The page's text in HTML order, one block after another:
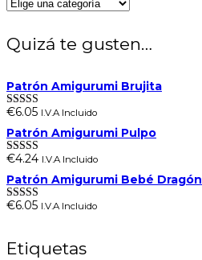
Quizá te gusten…
Patrón Amigurumi Brujita
Valorado en
5.00 de 5
€6.05 I.V.A Incluido
Patrón Amigurumi Pulpo
Valorado en
5.00 de 5
€4.24 I.V.A Incluido
Patrón Amigurumi Bebé Dragón
Valorado en
€6.05 I.V.A Incluido
Etiquetas